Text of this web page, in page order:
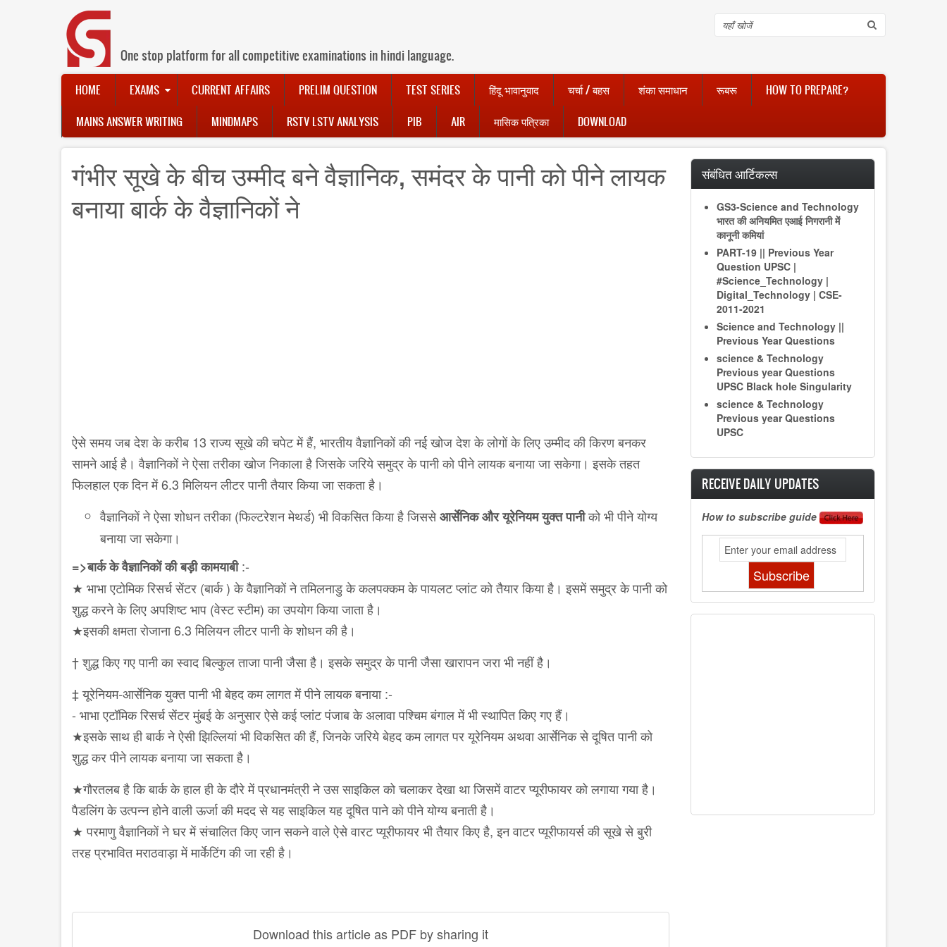
One stop platform for all competitive examinations in hindi language.
Search
Main
navigation
HOME EXAMS CURRENT AFFAIRS PRELIM QUESTION TEST SERIES हिंदू भावानुवाद चर्चा / बहस शंका समाधान रूबरू HOW TO PREPARE?
MAINS ANSWER WRITING MINDMAPS RSTV LSTV ANALYSIS PIB AIR मासिक पत्रिका DOWNLOAD
गंभीर सूखे के बीच उम्मीद बने वैज्ञानिक, समंदर के पानी को पीने लायक
बनाया बार्क के वैज्ञानिकों ने
ऐसे समय जब देश के करीब 13 राज्य सूखे की चपेट में हैं, भारतीय वैज्ञानिकों की नई खोज देश के लोगों के लिए उम्मीद की किरण बनकर
सामने आई है। वैज्ञानिकों ने ऐसा तरीका खोज निकाला है जिसके जरिये समुद्र के पानी को पीने लायक बनाया जा सकेगा। इसके तहत
फिलहाल एक दिन में 6.3 मिलियन लीटर पानी तैयार किया जा सकता है।
वैज्ञानिकों ने ऐसा शोधन तरीका (फिल्टरेशन मेथर्ड) भी विकसित किया है जिससेआर्सेनिक और यूरेनियम युक्‍त पानीको भी पीने योग्य
बनाया जा सकेगा।
=>बार्क के वैज्ञानिकों की बड़ी कामयाबी:-
★ भाभा एटोमिक रिसर्च सेंटर (बार्क ) के वैज्ञानिकों ने तमिलनाडु के कलपक्कम के पायलट प्लांट को तैयार किया है। इसमें समुद्र के पानी को
शुद्ध करने के लिए अपशिष्‍ट भाप (वेस्‍ट स्‍टीम) का उपयोग किया जाता है।
★इसकी क्षमता रोजाना 6.3 मिलियन लीटर पानी के शोधन की है।
† शुद्ध किए गए पानी का स्‍वाद बिल्कुल ताजा पानी जैसा है। इसके समुद्र के पानी जैसा खारापन जरा भी नहीं है।
‡ यूरेनियम-आर्सेनिक युक्त पानी भी बेहद कम लागत में पीने लायक बनाया :-
- भाभा एटॉमिक रिसर्च सेंटर मुंबई के अनुसार ऐसे कई प्लांट पंजाब के अलावा पश्चिम बंगाल में भी स्थापित किए गए हैं।
★इसके साथ ही बार्क ने ऐसी झिल्लियां भी विकसित की हैं, जिनके जरिये बेहद कम लागत पर यूरेनियम अथवा आर्सेनिक से दूषित पानी को
शुद्ध कर पीने लायक बनाया जा सकता है।
★गौरतलब है कि बार्क के हाल ही के दौरे में प्रधानमंत्री ने उस साइकिल को चलाकर देखा था जिसमें वाटर प्‍यूरीफायर को लगाया गया है।
पैडलिंग के उत्पन्न होने वाली ऊर्जा की मदद से यह साइकिल यह दूषित पाने को पीने योग्य बनाती है।
★ परमाणु वैज्ञानिकों ने घर में संचालित किए जान सकने वाले ऐसे वारट प्‍यूरीफायर भी तैयार किए है, इन वाटर प्यूरीफायर्स की सूखे से बुरी
तरह प्रभावित मराठवाड़ा में मार्केटिंग की जा रही है।
Download this article as PDF by sharing it
संबंधित आर्टिकल्स
GS3-Science and Technology
भारत की अनियमित एआई निगरानी में
कानूनी कमियां
PART-19 || Previous Year
Question UPSC |
#Science_Technology |
Digital_Technology | CSE-
2011-2021
Science and Technology ||
Previous Year Questions
science & Technology
Previous year Questions
UPSC Black hole Singularity
science & Technology
Previous year Questions
UPSC
RECEIVE DAILY UPDATES
How to subscribe guide